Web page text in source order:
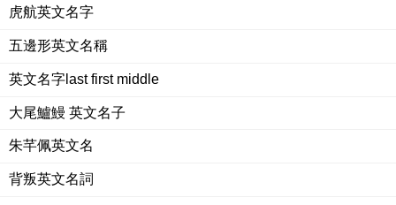
虎航英文名字
五邊形英文名稱
英文名字last first middle
大尾鱸鰻 英文名子
朱芊佩英文名
背叛英文名詞